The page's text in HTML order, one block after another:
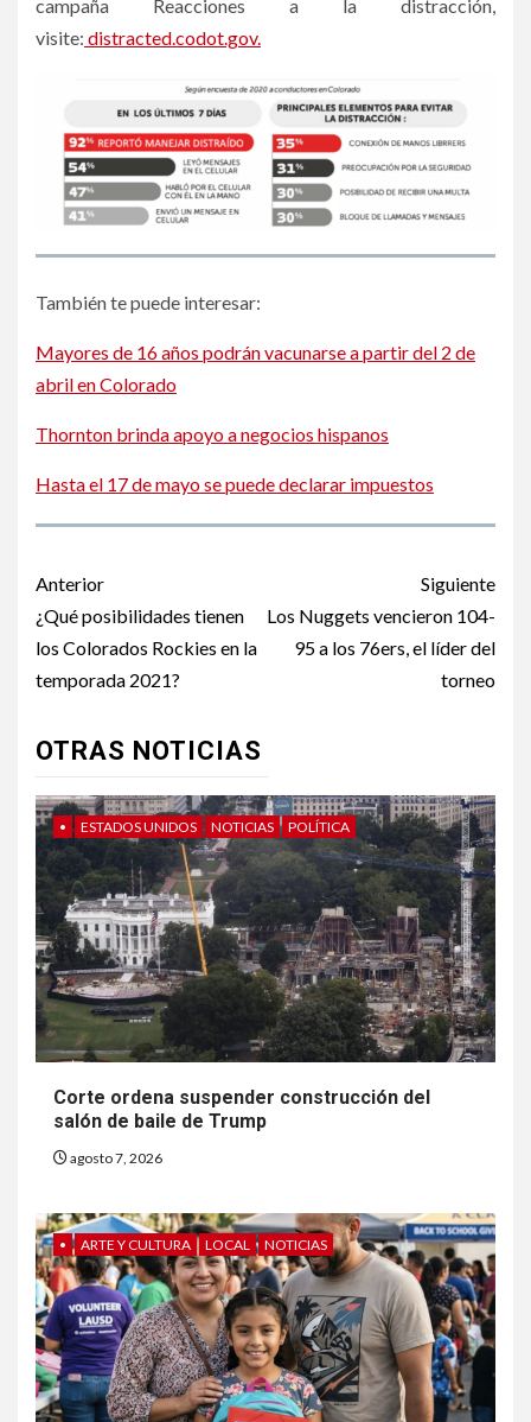
campaña Reacciones a la distracción,
visite: distracted.codot.gov.
También te puede interesar:
Mayores de 16 años podrán vacunarse a partir del 2 de
abril en Colorado
Thornton brinda apoyo a negocios hispanos
Hasta el 17 de mayo se puede declarar impuestos
Post
navigation
Anterior
¿Qué posibilidades tienen
los Colorados Rockies en la
temporada 2021?
Siguiente
Los Nuggets vencieron 104-
95 a los 76ers, el líder del
torneo
OTRAS NOTICIAS
• ESTADOS UNIDOS NOTICIAS POLÍTICA
Corte ordena suspender construcción del
salón de baile de Trump
agosto 7, 2026
• ARTE Y CULTURA LOCAL NOTICIAS
6
HOGAR Y SALUD